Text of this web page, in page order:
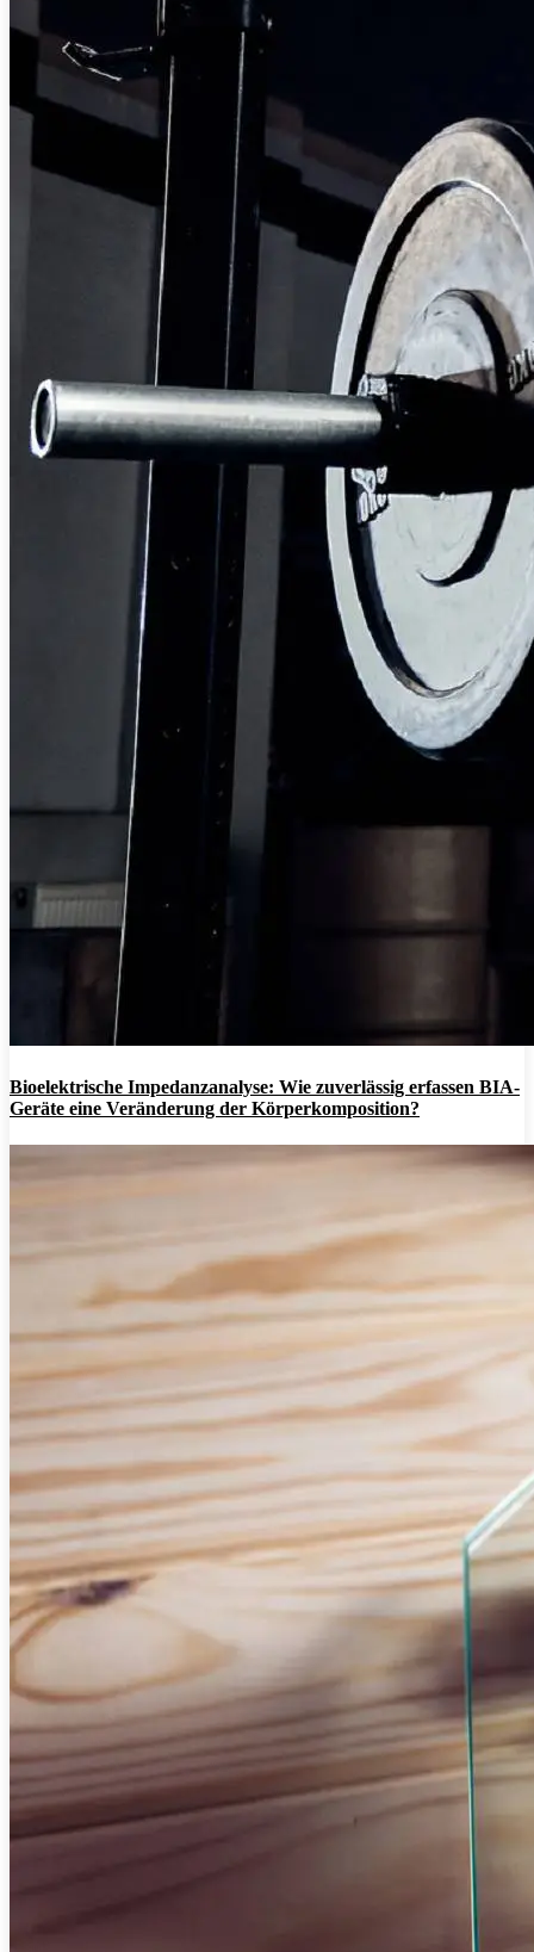
Bioelektrische Impedanzanalyse: Wie zuverlässig erfassen BIA-
Geräte eine Veränderung der Körperkomposition?